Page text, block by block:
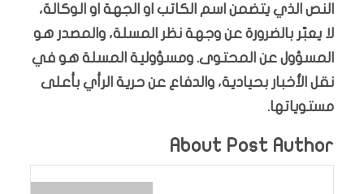
النص الذي يتضمن اسم الكاتب او الجهة او الوكالة،
لا يعبّر بالضرورة عن وجهة نظر المسلة، والمصدر هو
المسؤول عن المحتوى. ومسؤولية المسلة هو في
نقل الأخبار بحيادية، والدفاع عن حرية الرأي بأعلى
مستوياتها.
About Post Author